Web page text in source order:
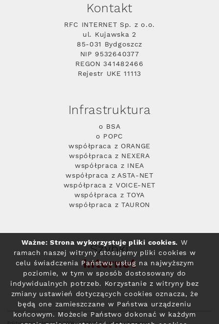
Kontakt
RFC INTERNET Sp. z o.o.
ul. Kujawska 2
85-031 Bydgoszcz
NIP 9532640377
REGON 341482466
Rejestr UKE 11113
Infrastruktura
o BSA
o POPC
współpraca z ORANGE
współpraca z NEXERA
współpraca z INEA
współpraca z ASTA-NET
współpraca z VOICE-NET
współpraca z TOYA
współpraca z TAURON
Szybki
Internet
Ważne: Strona wykorzystuje pliki cookies. W
ramach naszej witryny stosujemy pliki cookies w
celu świadczenia Państwu usług na najwyższym
poziomie, w tym w sposób dostosowany do
indywidualnych potrzeb. Korzystanie z witryny bez
zmiany ustawień dotyczących cookies oznacza, że
będą one zamieszczane w Państwa urządzeniu
końcowym. Możecie Państwo dokonać w każdym